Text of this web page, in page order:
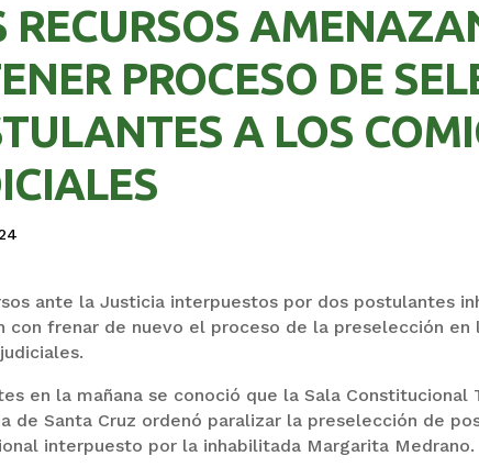
RECURSOS
PROCESO DE
A LOS
ante la Justicia interpuestos por dos postulantes
con frenar de nuevo el proceso de la preselección
en la mañana se conoció que la Sala
de Santa Cruz ordenó paralizar la preselección de
interpuesto por la inhabilitada Margarita Medrano.